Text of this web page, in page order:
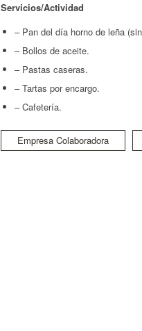
Servicios/Actividad
– Pan del día horno de leña
– Bollos de aceite.
– Pastas caseras.
– Tartas por encargo.
– Cafetería.
Empresa Colaboradora